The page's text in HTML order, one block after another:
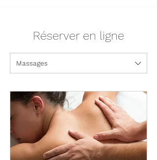
Réserver en ligne
Massages